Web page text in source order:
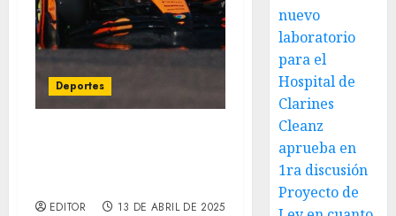
Deportes
EDITOR
13 DE ABRIL DE 2025
nuevo
laboratorio
para el
Hospital de
Clarines
Cleanz
aprueba en
1ra discusión
Proyecto de